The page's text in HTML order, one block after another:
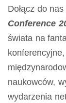
Dołącz do
Conference
świata na
naukowców,
wydarzenia